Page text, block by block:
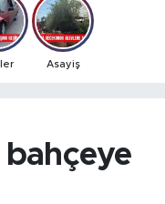
Asayiş
bahçeye